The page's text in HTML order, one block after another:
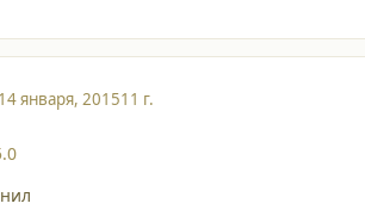
14 января, 201511 г.